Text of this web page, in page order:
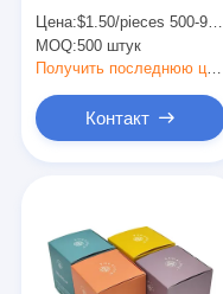
Продукты
О нас
бутылок Подарочная
коробка для ухода за
кожей с прозрачным
Цена:$1.50/pieces 500-999 pieces
MOQ:500 штук
Получить последнюю цену
Контакт